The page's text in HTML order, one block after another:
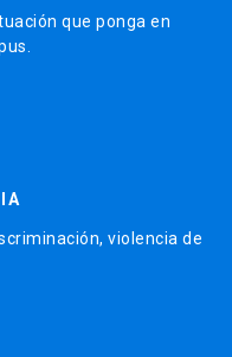
que ponga en
violencia de